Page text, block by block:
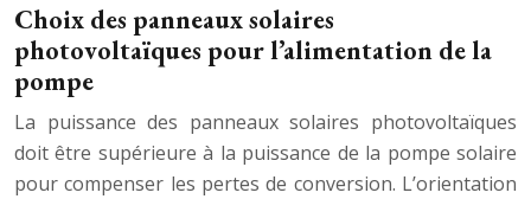
Choix des panneaux solaires
photovoltaïques pour l’alimentation de la
pompe
La puissance des panneaux solaires photovoltaïques
doit être supérieure à la puissance de la pompe solaire
pour compenser les pertes de conversion. L’orientation